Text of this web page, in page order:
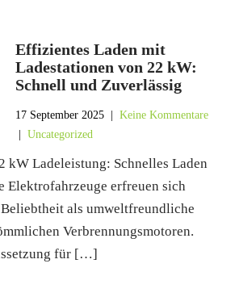
Effizientes Laden mit
Ladestationen von 22 kW:
Schnell und Zuverlässig
17 September 2025 |Keine Kommentare
|Uncategorized
kW Ladeleistung: Schnelles Laden
Elektrofahrzeuge erfreuen sich
als umweltfreundliche
Verbrennungsmotoren.
für […]